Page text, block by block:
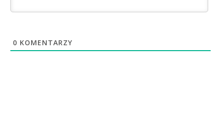
0 KOMENTARZY